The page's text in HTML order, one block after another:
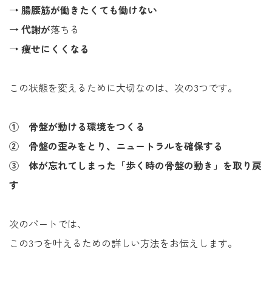
→ 腸腰筋が働きたくても働けない
→ 代謝が落ちる
→ 痩せにくくなる
この状態を変えるために大切なのは、次の3つです。
① 骨盤が動ける環境をつくる
② 骨盤の歪みをとり、ニュートラルを確保する
③ 体が忘れてしまった「歩く時の骨盤の動き」を取り戻
す
次のパートでは、
この3つを叶えるための詳しい方法をお伝えします。